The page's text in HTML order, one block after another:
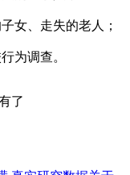
女、走失的老人；
为调查。
了